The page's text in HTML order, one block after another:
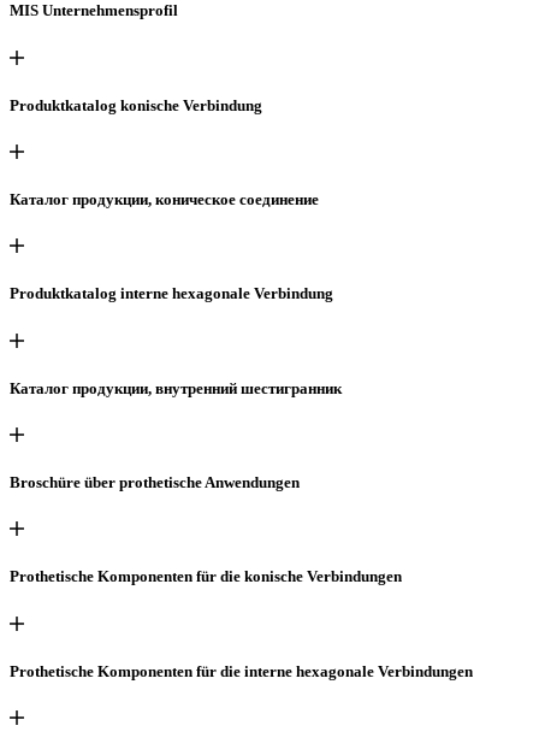
MIS Unternehmensprofil
Produktkatalog konische Verbindung
Каталог продукции, коническое соединение
Produktkatalog interne hexagonale Verbindung
Каталог продукции, внутренний шестигранник
Broschüre über prothetische Anwendungen
Prothetische Komponenten für die konische Verbindungen
Prothetische Komponenten für die interne hexagonale Verbindungen